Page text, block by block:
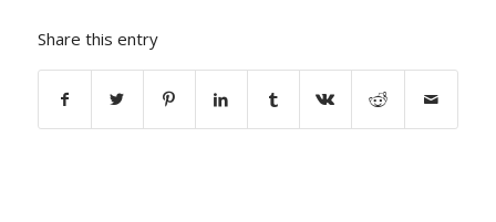
Share this entry